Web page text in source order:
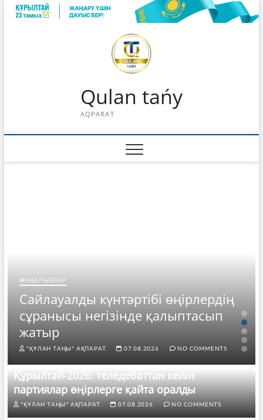
Skip
Qulan tańy
AQPARAT
ЖАҢАЛЫҚТАР
Сайлауалды күнтәртібі өңірлердің
сұранысы негізінде қалыптасып
жатыр
"ҚҰЛАН ТАҢЫ" АҚПАРАТ. 07.08.2026 NO COMMENTS
Құрылтай-2026: теледебаттан кейін
партиялар өңірлерге қайта оралды
"ҚҰЛАН ТАҢЫ" АҚПАРАТ. 07.08.2026 NO COMMENTS